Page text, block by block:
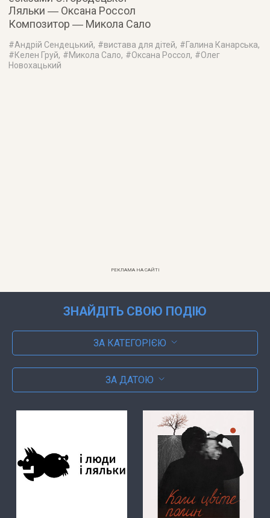
Ляльки ― Оксана Россол
Композитор ― Микола Сало
#Андрій Сендецький, #вистава для дітей, #Галина Канарська,
#Келен Груй, #Микола Сало, #Оксана Россол, #Олег
Новохацький
РЕКЛАМА НА САЙТІ
ЗНАЙДІТЬ СВОЮ ПОДІЮ
ЗА КАТЕГОРІЄЮ
ЗА ДАТОЮ